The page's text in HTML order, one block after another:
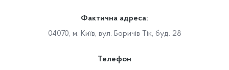
Фактична адреса:
04070, м. Київ, вул. Боричів Тік, буд. 28
Телефон